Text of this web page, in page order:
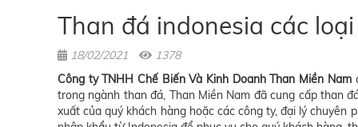
Than đá indonesia các
18/02/2021
1378
Công ty TNHH Chế Biến Và Kinh Doanh Than Miền Nam
trong ngành than đá, Than Miền Nam đã cung cấp than
xuất của quý khách hàng hoặc các công ty, đại lý chuyên